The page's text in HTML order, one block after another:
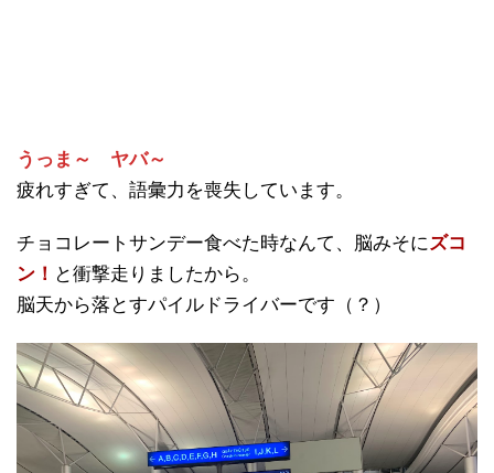
うっま～ ヤバ～
疲れすぎて、語彙力を喪失しています。
チョコレートサンデー食べた時なんて、脳みそに ズコ
ン！ と衝撃走りましたから。
脳天から落とすパイルドライバーです（？）